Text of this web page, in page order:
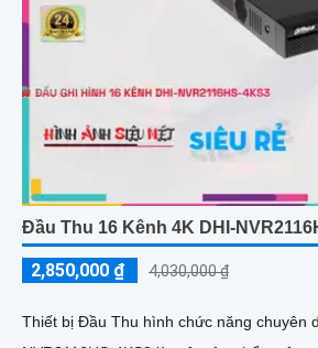
Đầu Thu 16 Kênh 4K DHI-
2,850,000 ₫ 4,030,000 ₫
Thiết bị Đầu Thu hình chức năng chuyên